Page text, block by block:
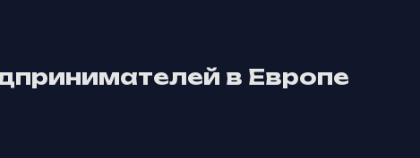
в Европе